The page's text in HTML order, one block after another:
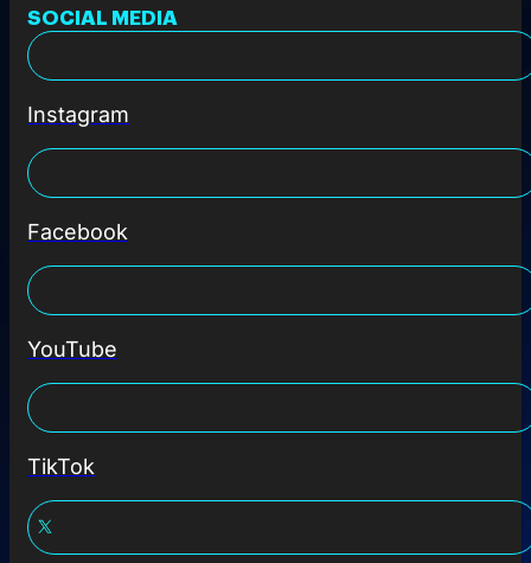
SOCIAL MEDIA
Instagram
Facebook
YouTube
TikTok